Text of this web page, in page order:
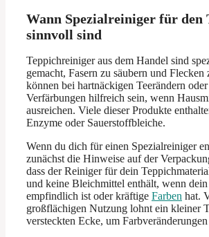
Wann Spezialreiniger für den
sinnvoll sind
Teppichreiniger aus dem Handel sind
gemacht, Fasern zu säubern und Flecken
können bei hartnäckigen Teerändern oder
Verfärbungen hilfreich sein, wenn
ausreichen. Viele dieser Produkte
Enzyme oder Sauerstoffbleiche.
Wenn du dich für einen Spezialreiniger
zunächst die Hinweise auf der
dass der Reiniger für dein
und keine Bleichmittel enthält, wenn
empfindlich ist oder kräftige Farben hat.
großflächigen Nutzung lohnt ein kleiner
versteckten Ecke, um